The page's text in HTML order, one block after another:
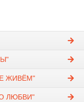
ЖИВЁМ"
О ЛЮБВИ"